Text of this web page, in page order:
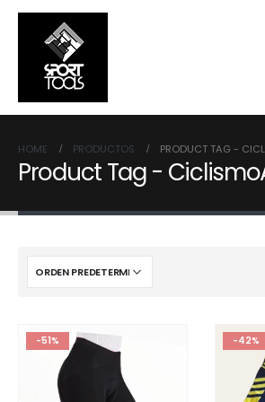
HOME PRODUCTOS PRODUCT TAG -
Product Tag -
-51% -42%